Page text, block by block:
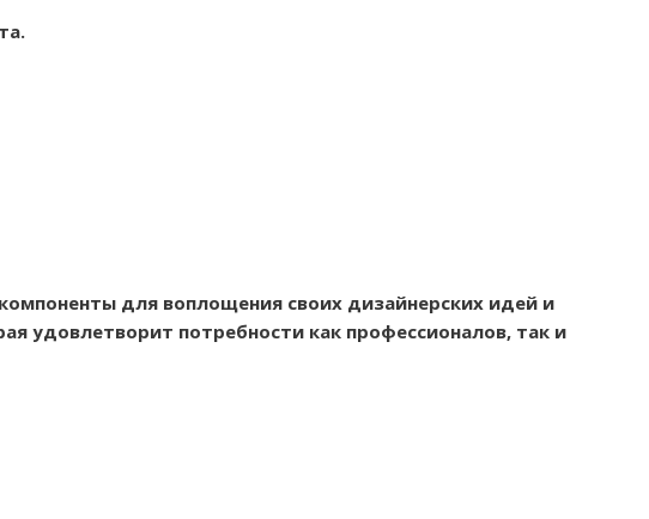
для воплощения своих дизайнерских идей и
удовлетворит потребности как профессионалов, так и